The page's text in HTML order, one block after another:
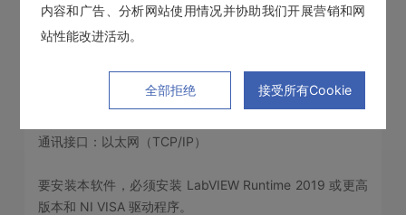
支持的操作系统：Windows 10（仅限 64 位）、Windows
11
内存：2.0 GB 或以上
硬盘 ：128 MB 或更多可用空间
通讯接口：以太网（TCP/IP）
要安装本软件，必须安装 LabVIEW Runtime 2019 或更高
版本和 NI VISA 驱动程序。
内容和广告、分析网站使用情况并协助我们开展营销和网
站性能改进活动。
全部拒绝 接受所有Cookie